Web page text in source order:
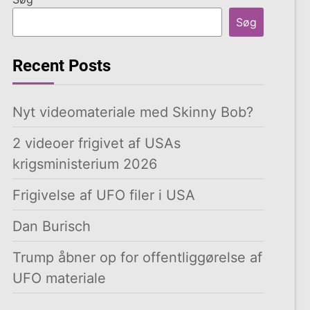
Søg
Recent Posts
Nyt videomateriale med Skinny Bob?
2 videoer frigivet af USAs
krigsministerium 2026
Frigivelse af UFO filer i USA
Dan Burisch
Trump åbner op for offentliggørelse af
UFO materiale